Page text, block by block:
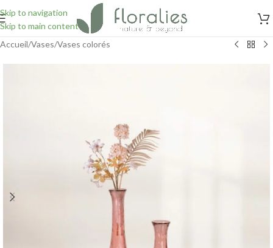
Skip to navigation
Skip to main content
Accueil/Vases/Vases colorés